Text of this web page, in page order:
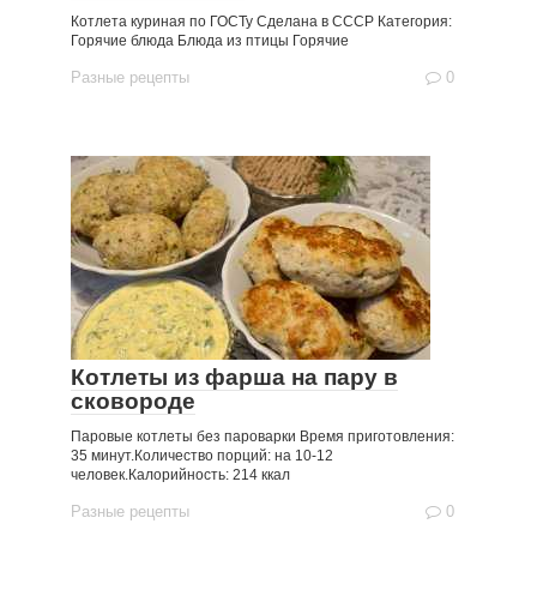
Котлета куриная по ГОСТу Сделана в СССР Категория:
Горячие блюда Блюда из птицы Горячие
Разные рецепты 0
Котлеты из фарша на пару в
сковороде
Паровые котлеты без пароварки Время приготовления:
35 минут.Количество порций: на 10-12
человек.Калорийность: 214 ккал
Разные рецепты 0